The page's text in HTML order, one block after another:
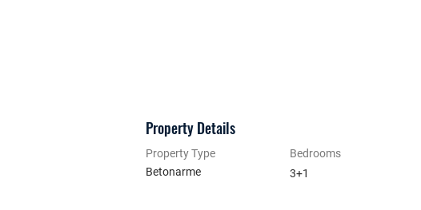
Property Details
Property Type
Betonarme
Bedrooms
3+1